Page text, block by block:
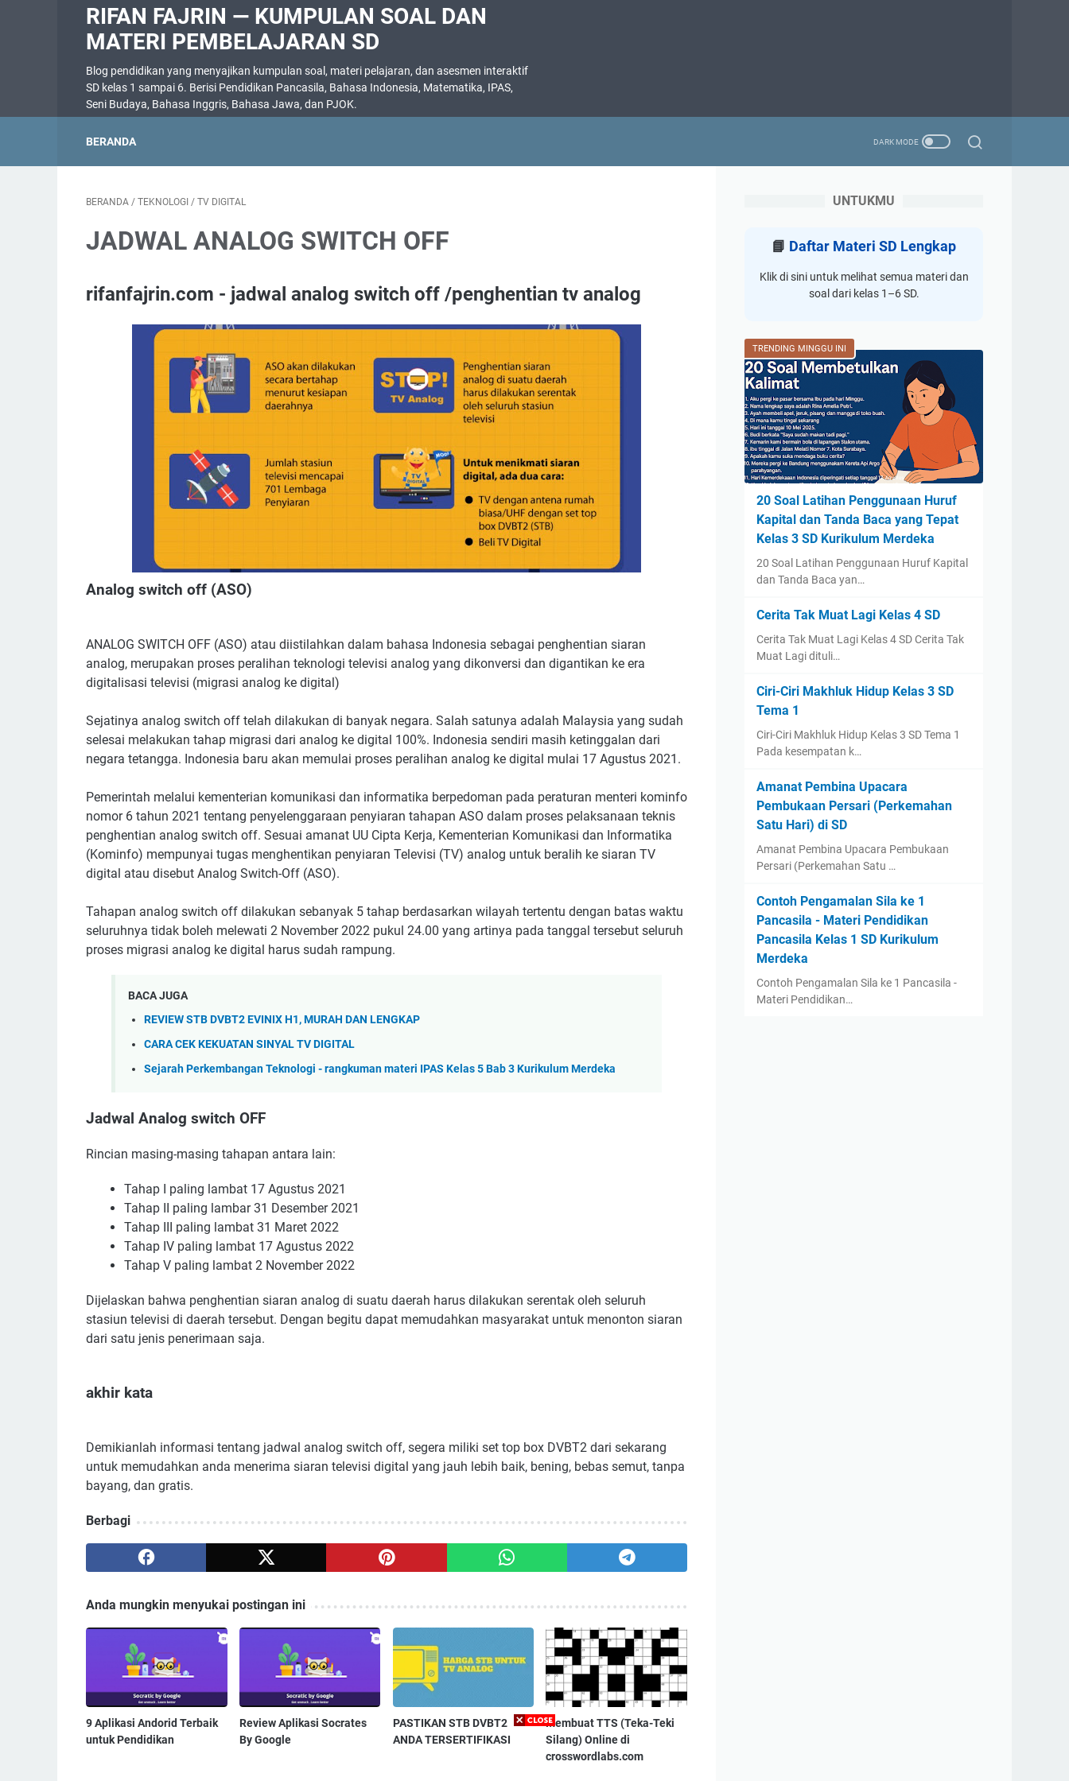
RIFAN FAJRIN — KUMPULAN SOAL DAN
MATERI PEMBELAJARAN SD
Blog pendidikan yang menyajikan kumpulan soal, materi pelajaran, dan asesmen interaktif
SD kelas 1 sampai 6. Berisi Pendidikan Pancasila, Bahasa Indonesia, Matematika, IPAS,
Seni Budaya, Bahasa Inggris, Bahasa Jawa, dan PJOK.
BERANDA
BERANDA / TEKNOLOGI / TV DIGITAL
JADWAL ANALOG SWITCH OFF
rifanfajrin.com - jadwal analog switch off /penghentian tv analog
Analog switch off (ASO)
ANALOG SWITCH OFF (ASO) atau diistilahkan dalam bahasa Indonesia sebagai penghentian siaran
analog, merupakan proses peralihan teknologi televisi analog yang dikonversi dan digantikan ke era
digitalisasi televisi (migrasi analog ke digital)
Sejatinya analog switch off telah dilakukan di banyak negara. Salah satunya adalah Malaysia yang sudah
selesai melakukan tahap migrasi dari analog ke digital 100%. Indonesia sendiri masih ketinggalan dari
negara tetangga. Indonesia baru akan memulai proses peralihan analog ke digital mulai 17 Agustus 2021.
Pemerintah melalui kementerian komunikasi dan informatika berpedoman pada peraturan menteri kominfo
nomor 6 tahun 2021 tentang penyelenggaraan penyiaran tahapan ASO dalam proses pelaksanaan teknis
penghentian analog switch off. Sesuai amanat UU Cipta Kerja, Kementerian Komunikasi dan Informatika
(Kominfo) mempunyai tugas menghentikan penyiaran Televisi (TV) analog untuk beralih ke siaran TV
digital atau disebut Analog Switch-Off (ASO).
Tahapan analog switch off dilakukan sebanyak 5 tahap berdasarkan wilayah tertentu dengan batas waktu
seluruhnya tidak boleh melewati 2 November 2022 pukul 24.00 yang artinya pada tanggal tersebut seluruh
proses migrasi analog ke digital harus sudah rampung.
BACA JUGA
REVIEW STB DVBT2 EVINIX H1, MURAH DAN LENGKAP
CARA CEK KEKUATAN SINYAL TV DIGITAL
Sejarah Perkembangan Teknologi - rangkuman materi IPAS Kelas 5 Bab 3 Kurikulum Merdeka
Jadwal Analog switch OFF
Rincian masing-masing tahapan antara lain:
Tahap I paling lambat 17 Agustus 2021
Tahap II paling lambar 31 Desember 2021
Tahap III paling lambat 31 Maret 2022
Tahap IV paling lambat 17 Agustus 2022
Tahap V paling lambat 2 November 2022
Dijelaskan bahwa penghentian siaran analog di suatu daerah harus dilakukan serentak oleh seluruh
stasiun televisi di daerah tersebut. Dengan begitu dapat memudahkan masyarakat untuk menonton siaran
dari satu jenis penerimaan saja.
akhir kata
Demikianlah informasi tentang jadwal analog switch off, segera miliki set top box DVBT2 dari sekarang
untuk memudahkan anda menerima siaran televisi digital yang jauh lebih baik, bening, bebas semut, tanpa
bayang, dan gratis.
Berbagi
Anda mungkin menyukai postingan ini
9 Aplikasi Andorid Terbaik
untuk Pendidikan
Review Aplikasi Socrates
By Google
PASTIKAN STB DVBT2
ANDA TERSERTIFIKASI
Membuat TTS (Teka-Teki
Silang) Online di
crosswordlabs.com
UNTUKMU
📘 Daftar Materi SD Lengkap
Klik di sini untuk melihat semua materi dan
soal dari kelas 1–6 SD.
TRENDING MINGGU INI
20 Soal Latihan Penggunaan Huruf
Kapital dan Tanda Baca yang Tepat
Kelas 3 SD Kurikulum Merdeka
20 Soal Latihan Penggunaan Huruf Kapital
dan Tanda Baca yan…
Cerita Tak Muat Lagi Kelas 4 SD
Cerita Tak Muat Lagi Kelas 4 SD Cerita Tak
Muat Lagi dituli…
Ciri-Ciri Makhluk Hidup Kelas 3 SD
Tema 1
Ciri-Ciri Makhluk Hidup Kelas 3 SD Tema 1
Pada kesempatan k…
Amanat Pembina Upacara
Pembukaan Persari (Perkemahan
Satu Hari) di SD
Amanat Pembina Upacara Pembukaan
Persari (Perkemahan Satu …
Contoh Pengamalan Sila ke 1
Pancasila - Materi Pendidikan
Pancasila Kelas 1 SD Kurikulum
Merdeka
Contoh Pengamalan Sila ke 1 Pancasila -
Materi Pendidikan…